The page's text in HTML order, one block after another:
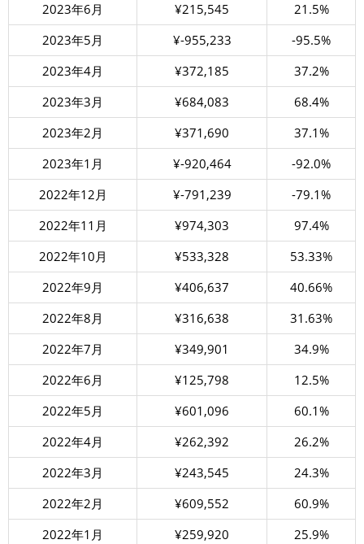
2023年6月
¥215,545
21.5%
2023年5月
¥-955,233
-95.5%
2023年4月
¥372,185
37.2%
2023年3月
¥684,083
68.4%
2023年2月
¥371,690
37.1%
2023年1月
¥-920,464
-92.0%
2022年12月
¥-791,239
-79.1%
2022年11月
¥974,303
97.4%
2022年10月
¥533,328
53.33%
2022年9月
¥406,637
40.66%
2022年8月
¥316,638
31.63%
2022年7月
¥349,901
34.9%
2022年6月
¥125,798
12.5%
2022年5月
¥601,096
60.1%
2022年4月
¥262,392
26.2%
2022年3月
¥243,545
24.3%
2022年2月
¥609,552
60.9%
2022年1月
¥259,920
25.9%